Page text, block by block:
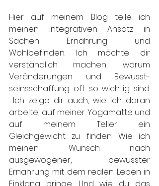
Hier auf meinem Blog teile ich
meinen integrativen Ansatz in
Sachen Ernährung und
Wohlbefinden. Ich möchte dir
verständlich machen, warum
Veränderungen und Bewusst-
seinsschaffung oft so wichtig sind.
Ich zeige dir auch, wie ich daran
arbeite, auf meiner Yogamatte und
auf meinem Teller ein
Gleichgewicht zu finden. Wie ich
meinen Wunsch nach
ausgewogener, bewusster
Ernährung mit dem realen Leben in